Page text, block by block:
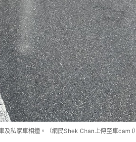
私家車相撞。（網民Shek Chan上傳至車cam l）